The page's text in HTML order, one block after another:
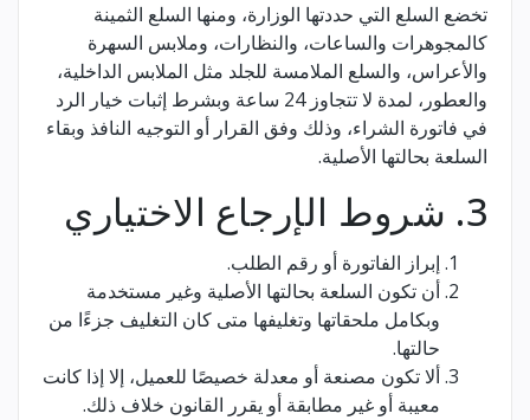
تخضع السلع التي حددتها الوزارة، ومنها السلع الثمينة
كالمجوهرات والساعات، والنظارات، وملابس السهرة
والأعراس، والسلع الملامسة للجلد مثل الملابس الداخلية،
والعطور، لمدة لا تتجاوز 24 ساعة وبشرط إثبات خيار الرد
في فاتورة الشراء، وذلك وفق القرار أو التوجيه النافذ وبقاء
السلعة بحالتها الأصلية.
3. شروط الإرجاع الاختياري
إبراز الفاتورة أو رقم الطلب.
أن تكون السلعة بحالتها الأصلية وغير مستخدمة
وبكامل ملحقاتها وتغليفها متى كان التغليف جزءًا من
حالتها.
ألا تكون مصنعة أو معدلة خصيصًا للعميل، إلا إذا كانت
معيبة أو غير مطابقة أو يقرر القانون خلاف ذلك.